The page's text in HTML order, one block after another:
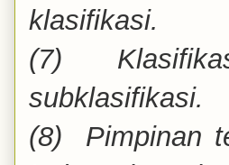
klasifikasi.
(7)
subklasifikasi.
(8) Pimpinan